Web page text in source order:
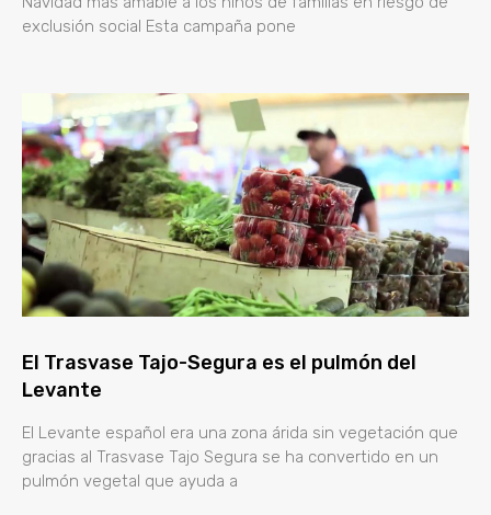
exclusión social Esta campaña pone
El Trasvase Tajo-Segura es el pulmón del
Levante
El Levante español era una zona árida sin vegetación que
gracias al Trasvase Tajo Segura se ha convertido en un
pulmón vegetal que ayuda a